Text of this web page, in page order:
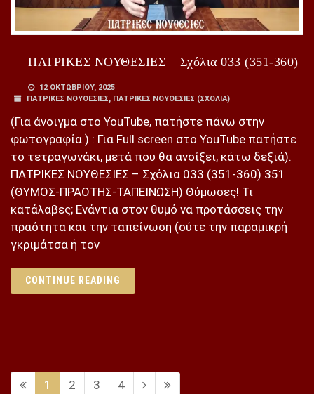
ΠΑΤΡΙΚΕΣ ΝΟΥΘΕΣΙΕΣ – Σχόλια 033 (351-360)
12 ΟΚΤΩΒΡΊΟΥ, 2025
ΠΑΤΡΙΚΕΣ ΝΟΥΘΕΣΙΕΣ
ΠΑΤΡΙΚΕΣ ΝΟΥΘΕΣΙΕΣ (ΣΧΌΛΙΑ)
(Για άνοιγμα στο YouTube, πατήστε πάνω στην
φωτογραφία.) : Για Full screen στο YouTube πατήστε
το τετραγωνάκι, μετά που θα ανοίξει, κάτω δεξιά).
ΠΑΤΡΙΚΕΣ ΝΟΥΘΕΣΙΕΣ – Σχόλια 033 (351-360) 351
(ΘΥΜΟΣ-ΠΡΑΟΤΗΣ-ΤΑΠΕΙΝΩΣΗ) Θύμωσες! Τι
κατάλαβες; Ενάντια στον θυμό να προτάσσεις την
πραότητα και την ταπείνωση (ούτε την παραμικρή
γκριμάτσα ή τον
CONTINUE READING
1 2 3 4